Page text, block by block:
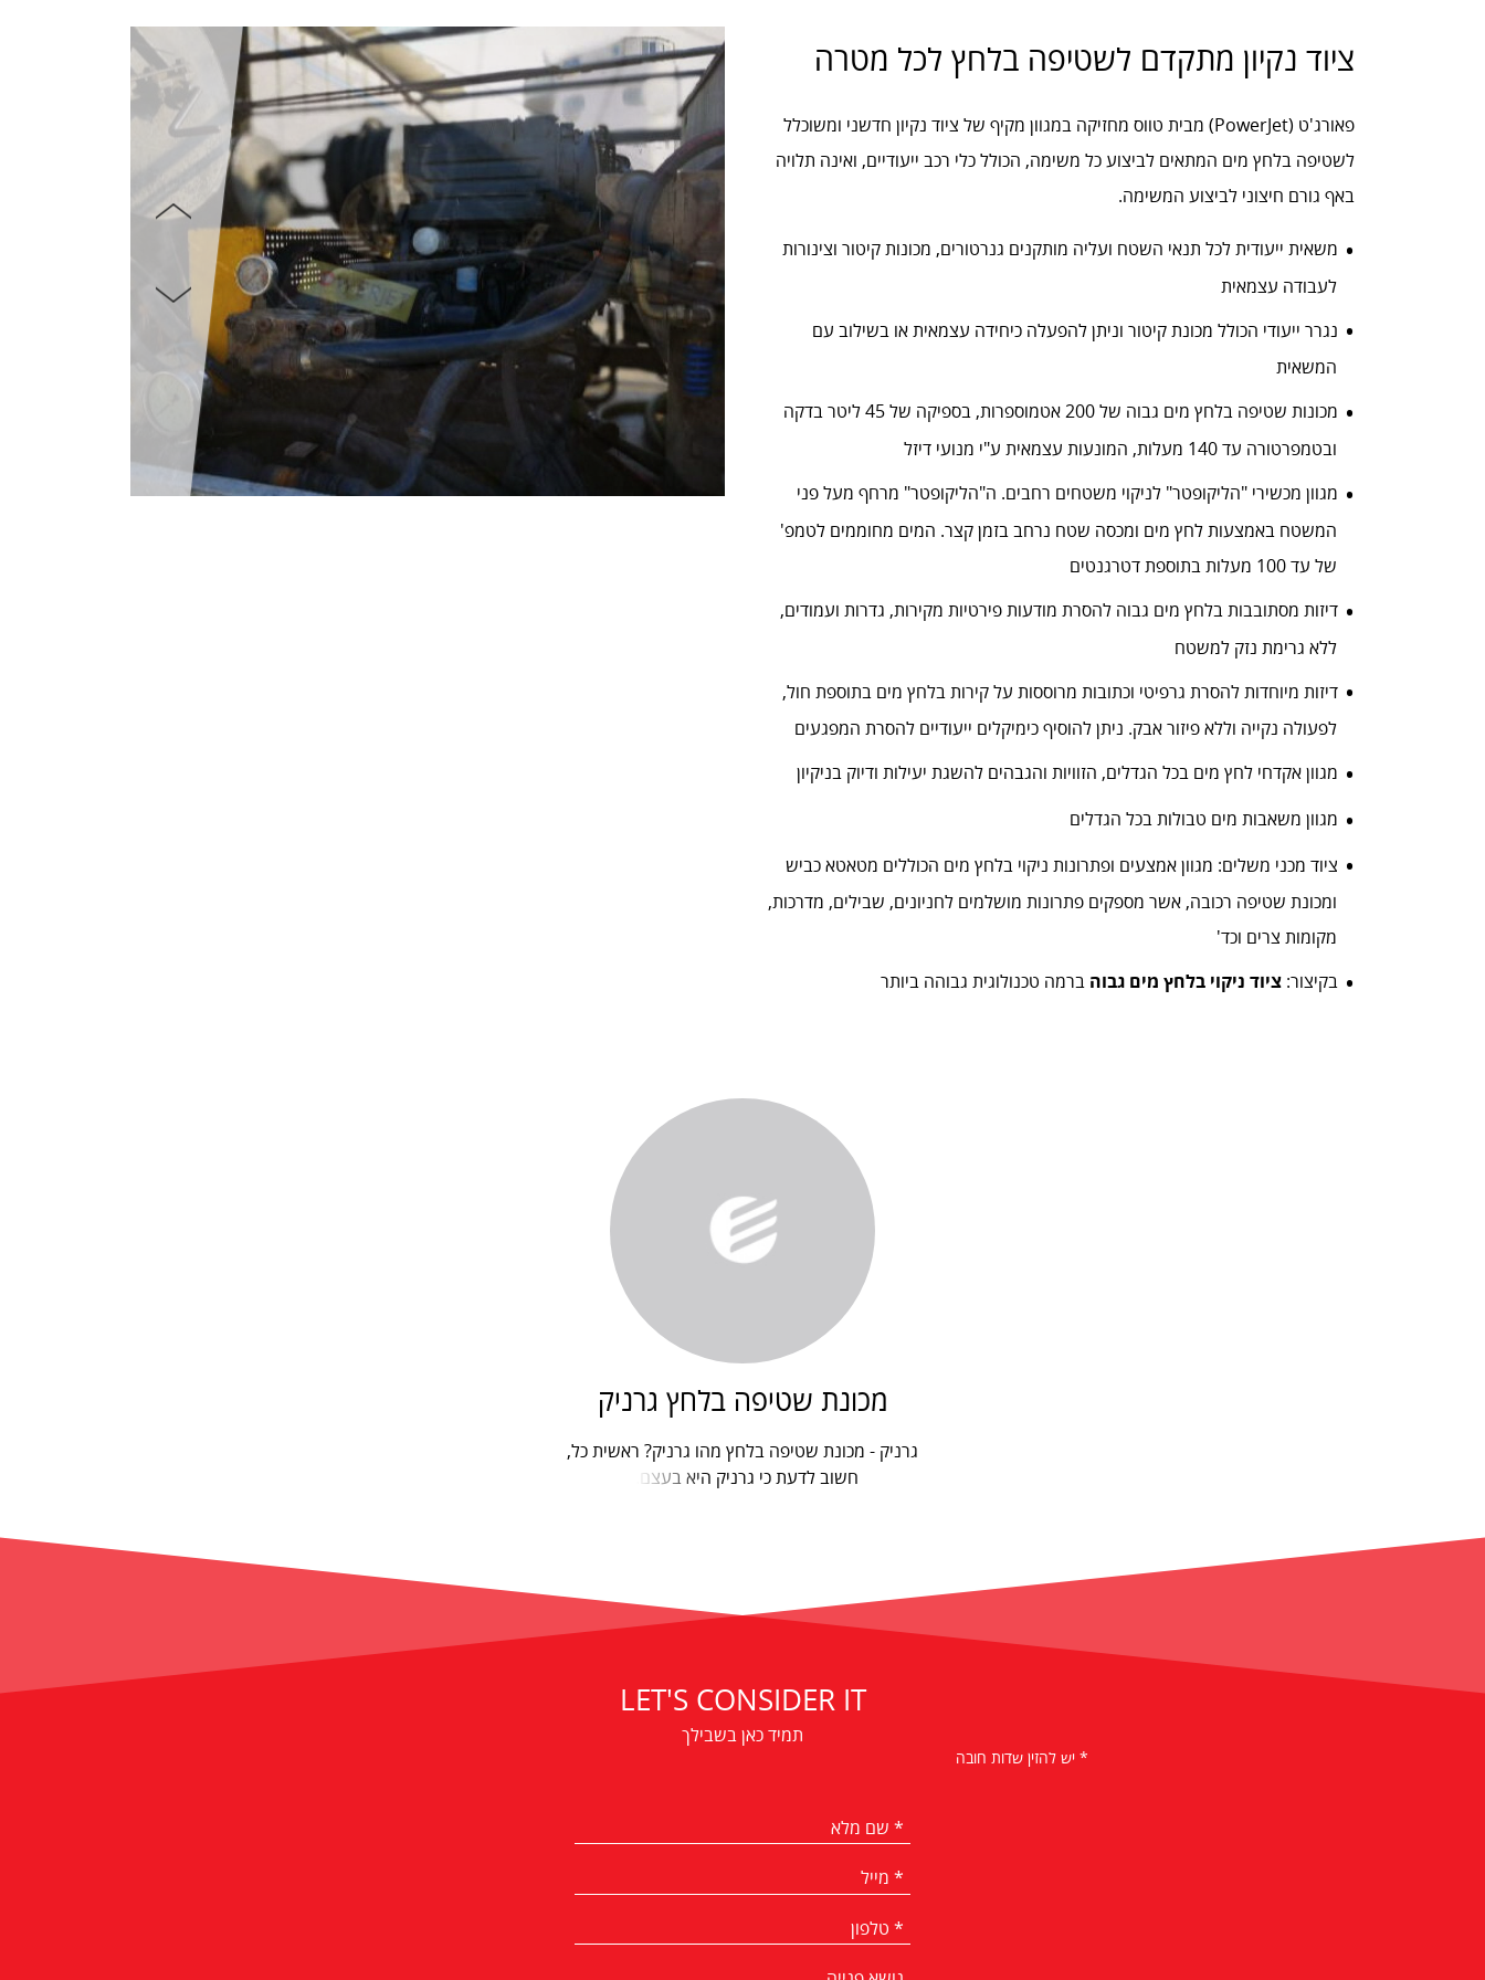
ציוד נקיון מתקדם לשטיפה בלחץ לכל מטרה
פאורג'ט (PowerJet) מבית טווס מחזיקה במגוון מקיף של ציוד נקיון חדשני ומשוכלל
לשטיפה בלחץ מים המתאים לביצוע כל משימה, הכולל כלי רכב ייעודיים, ואינה תלויה
באף גורם חיצוני לביצוע המשימה.
משאית ייעודית לכל תנאי השטח ועליה מותקנים גנרטורים, מכונות קיטור וצינורות
לעבודה עצמאית
נגרר ייעודי הכולל מכונת קיטור וניתן להפעלה כיחידה עצמאית או בשילוב עם
המשאית
מכונות שטיפה בלחץ מים גבוה של 200 אטמוספרות, בספיקה של 45 ליטר בדקה
ובטמפרטורה עד 140 מעלות, המונעות עצמאית ע"י מנועי דיזל
מגוון מכשירי "הליקופטר" לניקוי משטחים רחבים. ה"הליקופטר" מרחף מעל פני
המשטח באמצעות לחץ מים ומכסה שטח נרחב בזמן קצר. המים מחוממים לטמפ'
של עד 100 מעלות בתוספת דטרגנטים
דיזות מסתובבות בלחץ מים גבוה להסרת מודעות פירטיות מקירות, גדרות ועמודים,
ללא גרימת נזק למשטח
דיזות מיוחדות להסרת גרפיטי וכתובות מרוססות על קירות בלחץ מים בתוספת חול,
לפעולה נקייה וללא פיזור אבק. ניתן להוסיף כימיקלים ייעודיים להסרת המפגעים
מגוון אקדחי לחץ מים בכל הגדלים, הזוויות והגבהים להשגת יעילות ודיוק בניקיון
מגוון משאבות מים טבולות בכל הגדלים
ציוד מכני משלים: מגוון אמצעים ופתרונות ניקוי בלחץ מים הכוללים מטאטא כביש
ומכונת שטיפה רכובה, אשר מספקים פתרונות מושלמים לחניונים, שבילים, מדרכות,
מקומות צרים וכד'
בקיצור: ציוד ניקוי בלחץ מים גבוה ברמה טכנולוגית גבוהה ביותר
מכונת שטיפה בלחץ גרניק
גרניק - מכונת שטיפה בלחץ מהו גרניק? ראשית כל,
חשוב לדעת כי גרניק היא בעצם...
LET'S CONSIDER IT
תמיד כאן בשבילך
* יש להזין שדות חובה